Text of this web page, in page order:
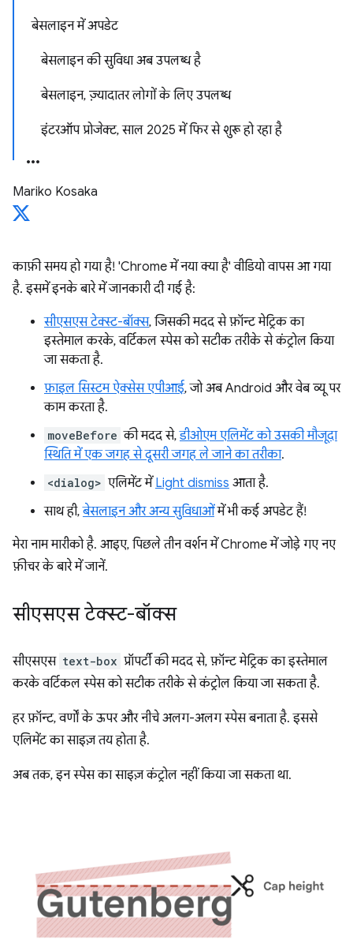
बेसलाइन में अपडेट
बेसलाइन की सुविधा अब उपलब्ध है
बेसलाइन, ज़्यादातर लोगों के लिए उपलब्ध
इंटरऑप प्रोजेक्ट, साल 2025 में फिर से शुरू हो रहा है
Mariko Kosaka
काफ़ी समय हो गया है! 'Chrome में नया क्या है' वीडियो वापस आ गया
है. इसमें इनके बारे में जानकारी दी गई है:
सीएसएस टेक्स्ट-बॉक्स, जिसकी मदद से फ़ॉन्ट मेट्रिक का
इस्तेमाल करके, वर्टिकल स्पेस को सटीक तरीके से कंट्रोल किया
जा सकता है.
फ़ाइल सिस्टम ऐक्सेस एपीआई, जो अब Android और वेब व्यू पर
काम करता है.
moveBefore की मदद से,डीओएम एलिमेंट को उसकी मौजूदा
स्थिति में एक जगह से दूसरी जगह ले जाने का तरीका.
<dialog> एलिमेंट में Light dismiss आता है.
साथ ही,बेसलाइन और अन्य सुविधाओंमें भी कई अपडेट हैं!
मेरा नाम मारीको है. आइए, पिछले तीन वर्शन में Chrome में जोड़े गए नए
फ़ीचर के बारे में जानें.
सीएसएस टेक्स्ट-बॉक्स
सीएसएस text-box प्रॉपर्टी की मदद से, फ़ॉन्ट मेट्रिक का इस्तेमाल
करके वर्टिकल स्पेस को सटीक तरीके से कंट्रोल किया जा सकता है.
हर फ़ॉन्ट, वर्णों के ऊपर और नीचे अलग-अलग स्पेस बनाता है. इससे
एलिमेंट का साइज़ तय होता है.
अब तक, इन स्पेस का साइज़ कंट्रोल नहीं किया जा सकता था.